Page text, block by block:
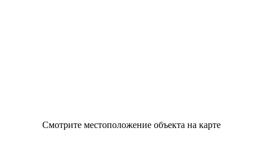
Смотрите местоположение объекта на карте